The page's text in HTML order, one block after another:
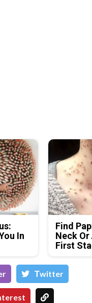
In
Find
Neck
First
Тwitter